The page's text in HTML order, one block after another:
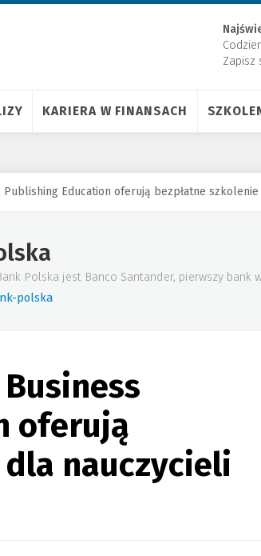
Zapisz
KARIERA W FINANSACH
Publishing Education oferują bezpłatne
Polska jest Banco Santander, pierwszy
polska
oferują
nauczycieli